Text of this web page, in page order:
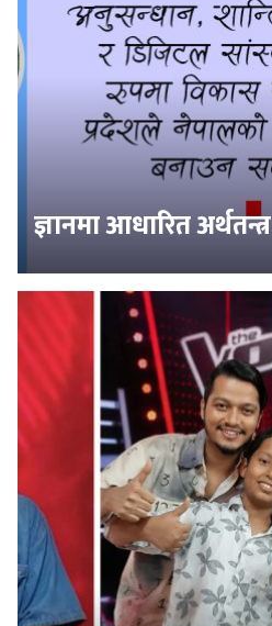
ज्ञानमा आधारित अर्थतन्त्र